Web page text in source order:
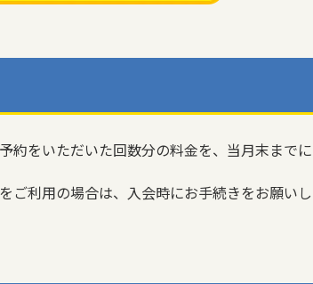
をいただいた回数分の料金を、当月末までに
ご利用の場合は、入会時にお手続きをお願いし